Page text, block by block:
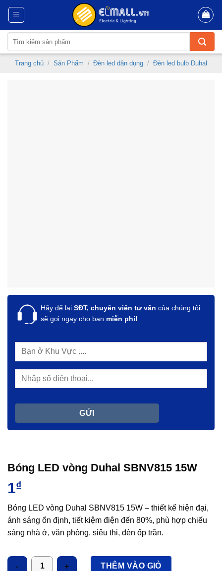
Skip
content
kiếm:
Trang chủ / Sản Phẩm / Đèn led dân dụng / Đèn led bulb Duhal
Hãy để lại SĐT, chuyên viên tư vấn của chúng tôi
sẽ gọi ngay cho bạn miễn phí!
Bóng LED vòng Duhal SBNV815 15W
1₫
Bóng LED vòng Duhal SBNV815 15W – thiết kế hiện đại,
ánh sáng ổn định, tiết kiệm điện đến 80%, phù hợp chiếu
sáng nhà ở, văn phòng, siêu thị, đèn ốp trần.
Số lượng
THÊM VÀO GIỎ